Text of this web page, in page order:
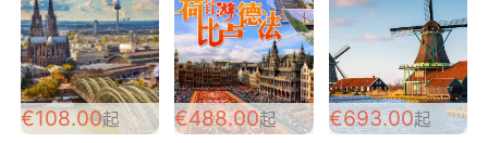
€108.00起 €488.00起 €693.00起